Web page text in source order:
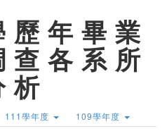
歷 年 畢 業
查 各 系 所
析
111學年度 109學年度